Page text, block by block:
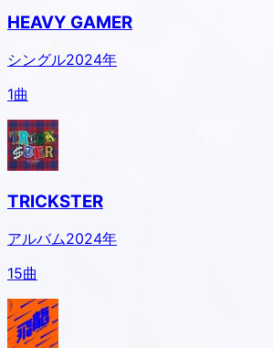
HEAVY GAMER
シングル2024年
1曲
TRICKSTER
アルバム2024年
15曲